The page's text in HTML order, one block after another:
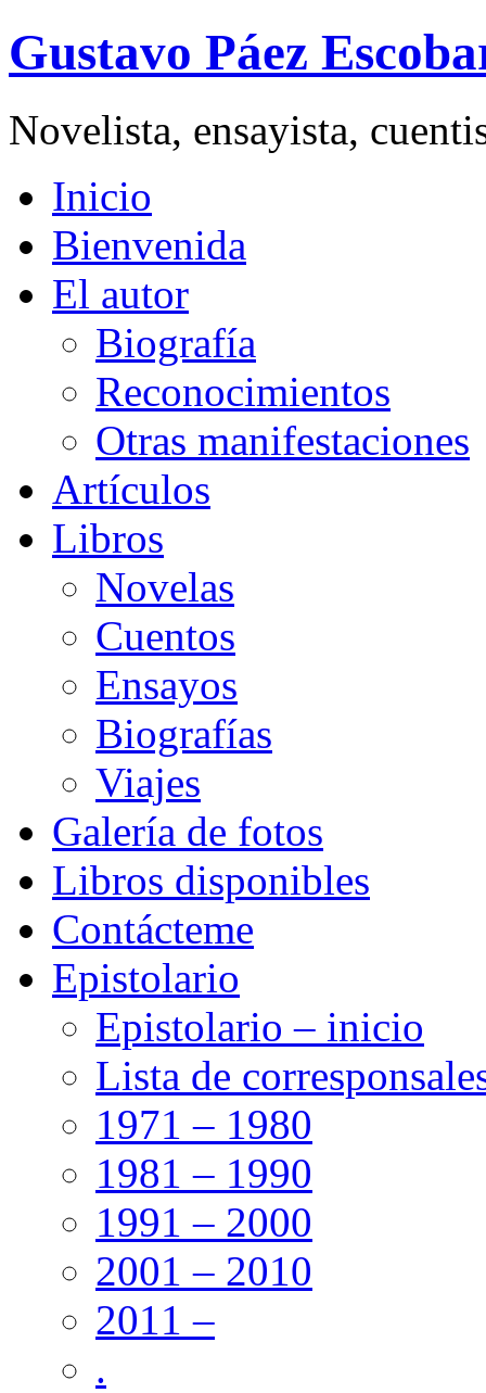
Gustavo Páez
Novelista, ensayista,
Inicio
Bienvenida
El autor
Biografía
Reconocimientos
Otras manifestaciones
Artículos
Libros
Novelas
Cuentos
Ensayos
Biografías
Viajes
Galería de fotos
Libros disponibles
Contácteme
Epistolario
Epistolario – inicio
Lista de
1971 – 1980
1981 – 1990
1991 – 2000
2001 – 2010
2011 –
.